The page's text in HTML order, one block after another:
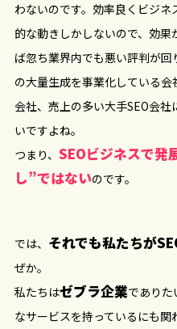
わないのです。効率良くビジ
的な動きしかしないので、効
ば忽ち業界内でも悪い評判が
の大量生成を事業化している
会社、売上の多い大手SEO会
いですよね。
つまり、 SEOビジネスで発
し”ではないのです。
では、 それでも私たちが
ぜか。
私たちはゼブラ企業でありた
なサービスを持っているにも関